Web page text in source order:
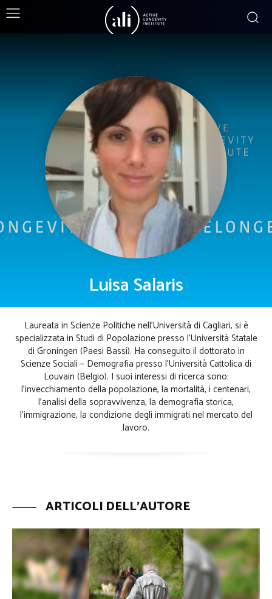
Luisa Salaris
Laureata in Scienze Politiche nell’Università di Cagliari, si è
specializzata in Studi di Popolazione presso l’Università Statale
di Groningen (Paesi Bassi). Ha conseguito il dottorato in
Scienze Sociali – Demografia presso l’Università Cattolica di
Louvain (Belgio). I suoi interessi di ricerca sono:
l’invecchiamento della popolazione, la mortalità, i centenari,
l’analisi della sopravvivenza, la demografia storica,
l’immigrazione, la condizione degli immigrati nel mercato del
lavoro.
ARTICOLI DELL'AUTORE